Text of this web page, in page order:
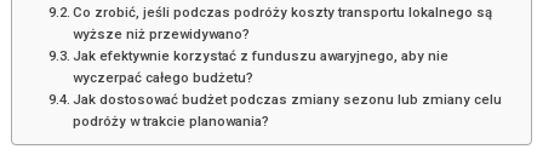
Co zrobić, jeśli podczas podróży koszty transportu lokalnego są
wyższe niż przewidywano?
Jak efektywnie korzystać z funduszu awaryjnego, aby nie
wyczerpać całego budżetu?
Jak dostosować budżet podczas zmiany sezonu lub zmiany celu
podróży w trakcie planowania?